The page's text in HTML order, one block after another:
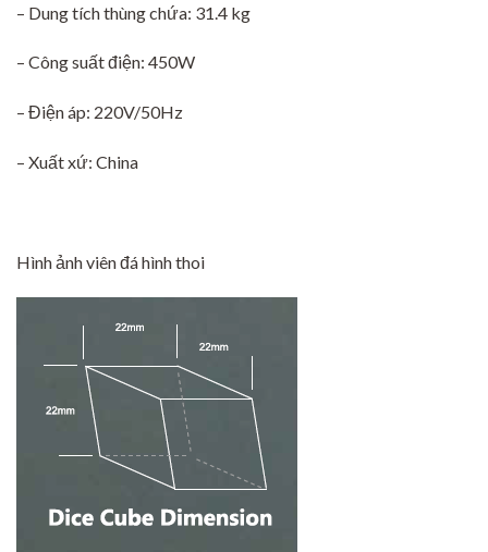
– Dung tích thùng chứa: 31.4 kg
– Công suất điện: 450W
– Điện áp: 220V/50Hz
– Xuất xứ: China
Hình ảnh viên đá hình thoi